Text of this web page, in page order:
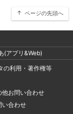
ページの先頭へ
(アプリ&Web)
の利用・著作権等
お問い合わせ
い合わせ